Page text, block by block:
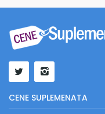
CENE SUPLEMENATA